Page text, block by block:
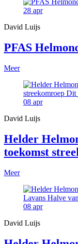
28 apr
David Luijs
PFAS
Meer
08 apr
David Luijs
Helder
toekomst
Meer
08 apr
David Luijs